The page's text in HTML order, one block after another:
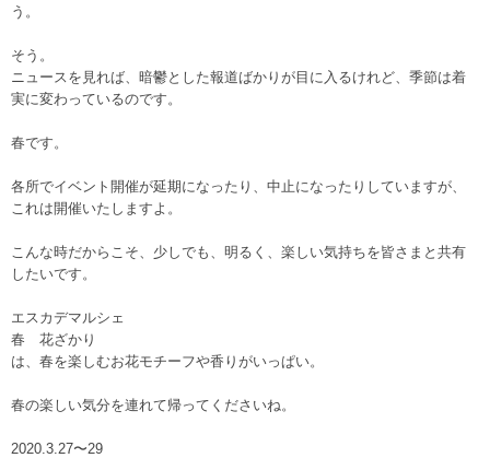
う。
そう。
ニュースを見れば、暗鬱とした報道ばかりが目に入るけれど、季節は着
実に変わっているのです。
春です。
各所でイベント開催が延期になったり、中止になったりしていますが、
これは開催いたしますよ。
こんな時だからこそ、少しでも、明るく、楽しい気持ちを皆さまと共有
したいです。
エスカデマルシェ
春 花ざかり
は、春を楽しむお花モチーフや香りがいっぱい。
春の楽しい気分を連れて帰ってくださいね。
2020.3.27〜29